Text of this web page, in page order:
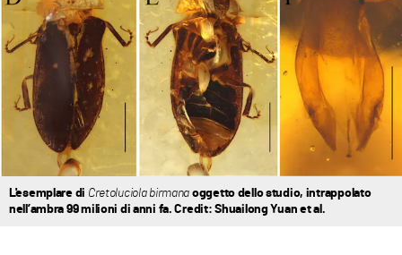
L'esemplare di Cretoluciola birmana oggetto dello studio, intrappolato
nell’ambra 99 milioni di anni fa. Credit: Shuailong Yuan et al.